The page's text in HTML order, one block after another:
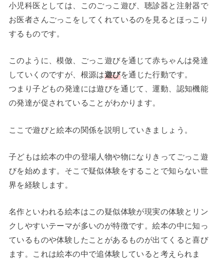
小児科医としては、このごっこ遊び、聴診器と注射器で
お医者さんごっこをしてくれているのを見るとほっこり
するものです。
このように、模倣、ごっこ遊びを通じて赤ちゃんは発達
していくのですが、根源は遊びを通じた行動です。
つまり子どもの発達には遊びを通じて、運動、認知機能
の発達が促されていることがわかります。
ここで遊びと絵本の関係を説明していきましょう。
子どもは絵本の中の登場人物や物になりきってごっこ遊
びを始めます。そこで疑似体験をすることで知らない世
界を経験します。
名作といわれる絵本はこの疑似体験が現実の体験とリン
クしやすいテーマが多いのが特徴です。絵本の中に知っ
ているものや体験したことがあるものが出てくると喜び
ます。これは絵本の中で追体験していると考えられま